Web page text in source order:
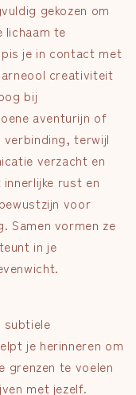
gekozen om
lichaam te
je in contact met
creativiteit
bij
aventurijn of
terwijl
verzacht en
rust en
voor
Samen vormen ze
in je
subtiele
je herinneren om
grenzen te voelen
met jezelf.